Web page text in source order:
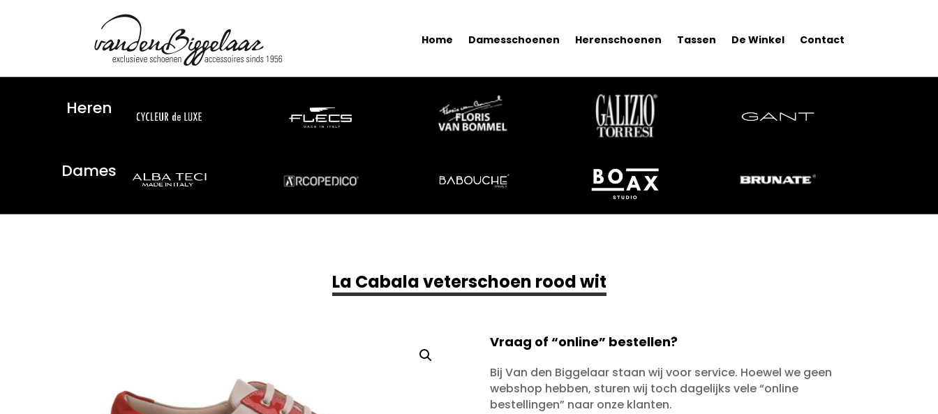
Home Damesschoenen Herenschoenen Tassen De Winkel Contact
Heren
Dames
La Cabala veterschoen rood wit
Vraag of “online” bestellen?
Bij Van den Biggelaar staan wij voor service. Hoewel we geen
webshop hebben, sturen wij toch dagelijks vele “online
bestellingen” naar onze klanten.